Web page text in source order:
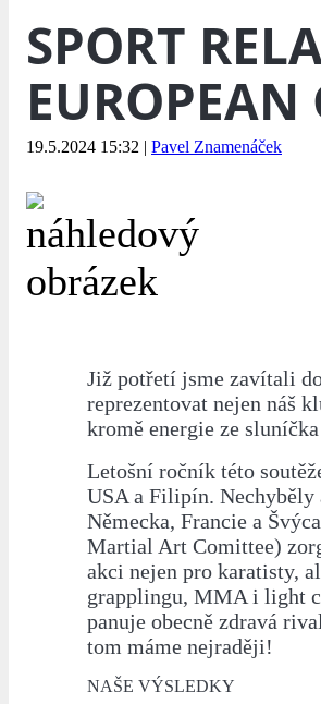
SPORT
19.5.2024 15:32 | Pavel Znamenáček
Již potřetí jsme zavítali
reprezentovat nejen náš
kromě energie ze
Letošní ročník této
USA a Filipín.
Německa, Francie a
Martial Art Comittee)
akci nejen pro karatisty,
grapplingu, MMA i light
panuje obecně zdravá
tom máme nejraději!
NAŠE VÝSLEDKY